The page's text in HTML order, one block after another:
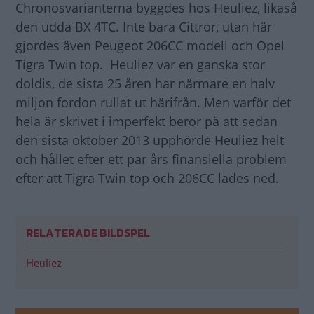
Chronosvarianterna byggdes hos Heuliez, likaså
den udda BX 4TC. Inte bara Cittror, utan här
gjordes även Peugeot 206CC modell och Opel
Tigra Twin top. Heuliez var en ganska stor
doldis, de sista 25 åren har närmare en halv
miljon fordon rullat ut härifrån. Men varför det
hela är skrivet i imperfekt beror på att sedan
den sista oktober 2013 upphörde Heuliez helt
och hållet efter ett par års finansiella problem
efter att Tigra Twin top och 206CC lades ned.
RELATERADE BILDSPEL
Heuliez